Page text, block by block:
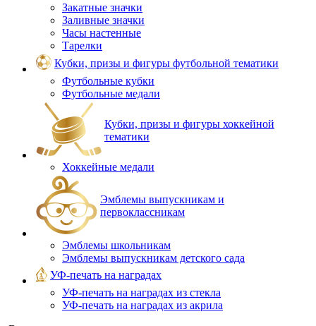
Закатные значки
Заливные значки
Часы настенные
Тарелки
Кубки, призы и фигуры футбольной тематики
Футбольные кубки
Футбольные медали
Кубки, призы и фигуры хоккейной
тематики
Хоккейные медали
Эмблемы выпускникам и
первоклассникам
Эмблемы школьникам
Эмблемы выпускникам детского сада
УФ-печать на наградах
УФ‑печать на наградах из стекла
УФ-печать на наградах из акрила